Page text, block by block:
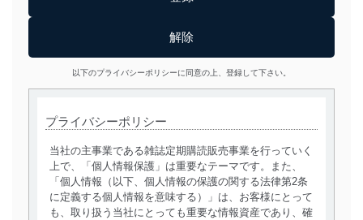
以下のプライバシーポリシーに同意の上、登録して下さい。
プライバシーポリシー
当社の主事業である雑誌定期購読販売事業を行っていく
上で、「個人情報保護」は重要なテーマです。また、
「個人情報（以下、個人情報の保護の関する法律第2条
に定義する個人情報を意味する）」は、お客様にとって
も、取り扱う当社にとっても重要な情報資産であり、確